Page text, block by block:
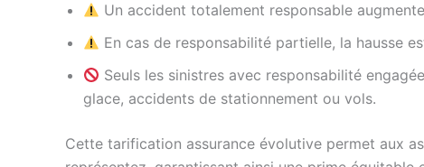
Un accident totalement responsable
En cas de responsabilité partielle, la hausse
Seuls les sinistres avec responsabilité
glace, accidents de stationnement ou vols.
Cette tarification assurance évolutive permet aux